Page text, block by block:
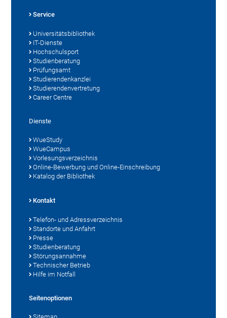
Service
Universitätsbibliothek
IT-Dienste
Hochschulsport
Studienberatung
Prüfungsamt
Studierendenkanzlei
Studierendenvertretung
Career Centre
Dienste
WueStudy
WueCampus
Vorlesungsverzeichnis
Online-Bewerbung und Online-Einschreibung
Katalog der Bibliothek
Kontakt
Telefon- und Adressverzeichnis
Standorte und Anfahrt
Presse
Studienberatung
Störungsannahme
Technischer Betrieb
Hilfe im Notfall
Seitenoptionen